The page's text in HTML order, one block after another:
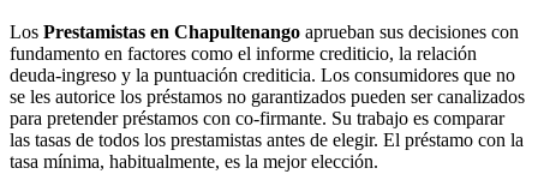
Los Prestamistas en Chapultenango aprueban sus decisiones con
fundamento en factores como el informe crediticio, la relación
deuda-ingreso y la puntuación crediticia. Los consumidores que no
se les autorice los préstamos no garantizados pueden ser canalizados
para pretender préstamos con co-firmante. Su trabajo es comparar
las tasas de todos los prestamistas antes de elegir. El préstamo con la
tasa mínima, habitualmente, es la mejor elección.